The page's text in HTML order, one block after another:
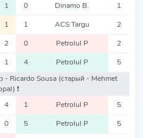
1 0 Dinamo B. 1
1 1 ACS Targu 2
2 0 Petrolul P 2
1 4 Petrolul P
5
- Ricardo Sousa (старый - Mehmet
❗️
4 1 Petrolul P 5
0 5 Petrolul P 5